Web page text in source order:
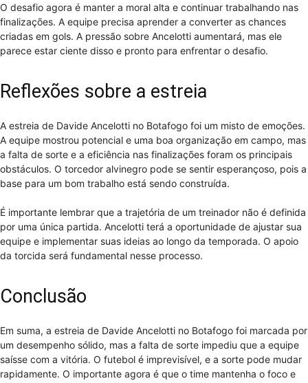
O desafio agora é manter a moral alta e continuar trabalhando nas
finalizações. A equipe precisa aprender a converter as chances
criadas em gols. A pressão sobre Ancelotti aumentará, mas ele
parece estar ciente disso e pronto para enfrentar o desafio.
Reflexões sobre a estreia
A estreia de Davide Ancelotti no Botafogo foi um misto de emoções.
A equipe mostrou potencial e uma boa organização em campo, mas
a falta de sorte e a eficiência nas finalizações foram os principais
obstáculos. O torcedor alvinegro pode se sentir esperançoso, pois a
base para um bom trabalho está sendo construída.
É importante lembrar que a trajetória de um treinador não é definida
por uma única partida. Ancelotti terá a oportunidade de ajustar sua
equipe e implementar suas ideias ao longo da temporada. O apoio
da torcida será fundamental nesse processo.
Conclusão
Em suma, a estreia de Davide Ancelotti no Botafogo foi marcada por
um desempenho sólido, mas a falta de sorte impediu que a equipe
saísse com a vitória. O futebol é imprevisível, e a sorte pode mudar
rapidamente. O importante agora é que o time mantenha o foco e